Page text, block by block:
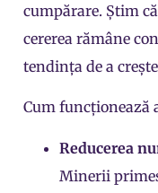
cumpărare. Știm
cererea rămâne
tendința de a
Cum funcționează
Reducerea
Minerii